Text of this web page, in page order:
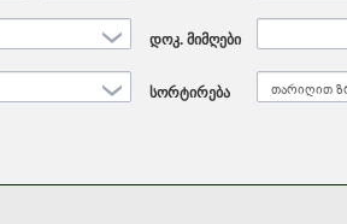
დოკ. მიმღები
სორტირება თარიღით